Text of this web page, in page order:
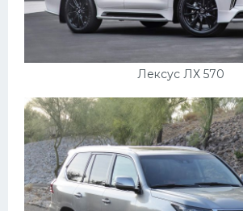
Лексус ЛХ 570
Фиат
Ситроен
Субару
Опель
Подводные лодки
Митсубиси
Киа